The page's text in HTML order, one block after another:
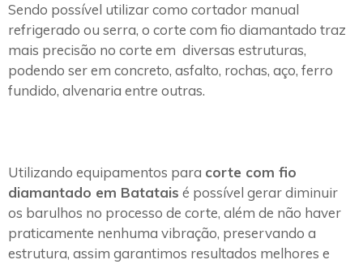
Sendo possível utilizar como cortador manual
refrigerado ou serra, o corte com fio diamantado traz
mais precisão no corte em diversas estruturas,
podendo ser em concreto, asfalto, rochas, aço, ferro
fundido, alvenaria entre outras.
Utilizando equipamentos para corte com fio
diamantado em Batatais é possível gerar diminuir
os barulhos no processo de corte, além de não haver
praticamente nenhuma vibração, preservando a
estrutura, assim garantimos resultados melhores e